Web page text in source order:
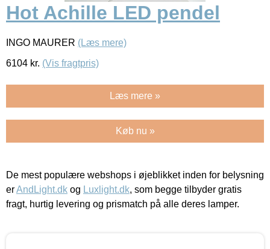
Hot Achille LED pendel
INGO MAURER (Læs mere)
6104 kr. (Vis fragtpris)
Læs mere »
Køb nu »
De mest populære webshops i øjeblikket inden for belysning
erAndLight.dk og Luxlight.dk, som begge tilbyder gratis
fragt, hurtig levering og prismatch på alle deres lamper.